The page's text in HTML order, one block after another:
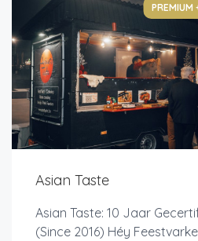
PREMIUM
Asian Taste
Asian Taste: 10 Jaar
(Since 2016) Héy